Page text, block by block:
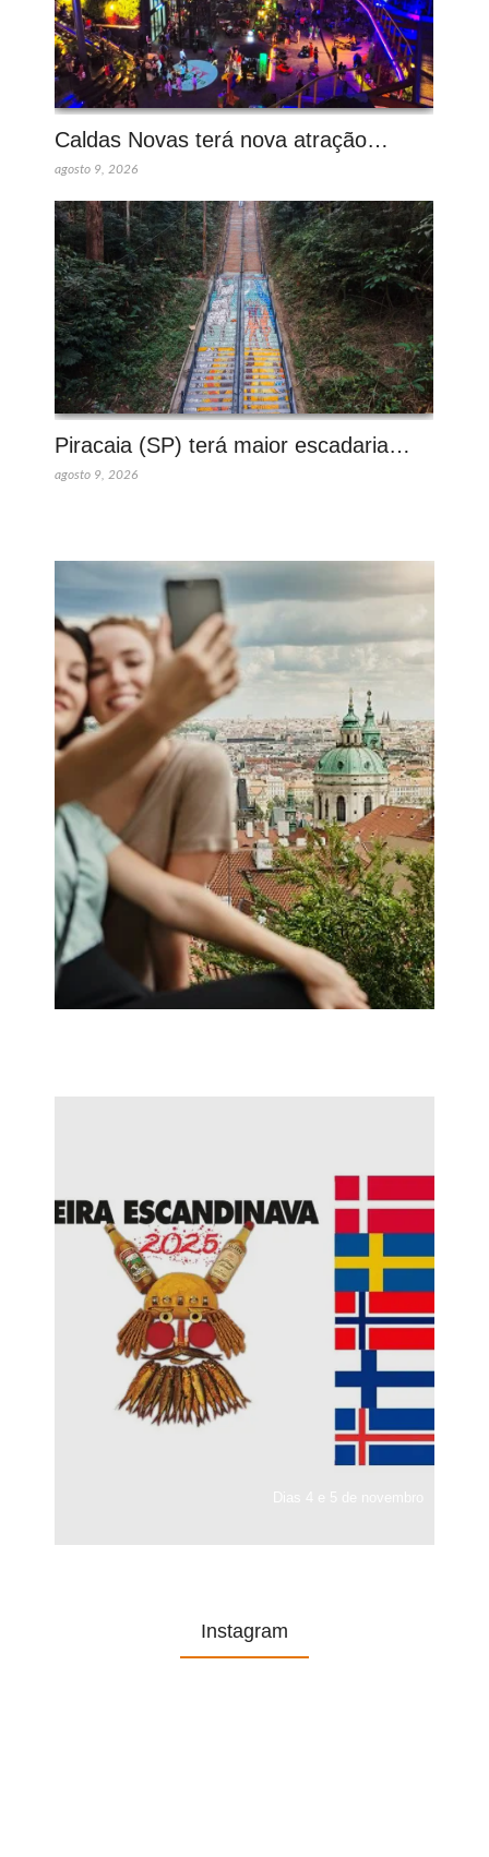
Caldas Novas terá nova atração…
agosto 9, 2026
Piracaia (SP) terá maior escadaria…
agosto 9, 2026
Instagram